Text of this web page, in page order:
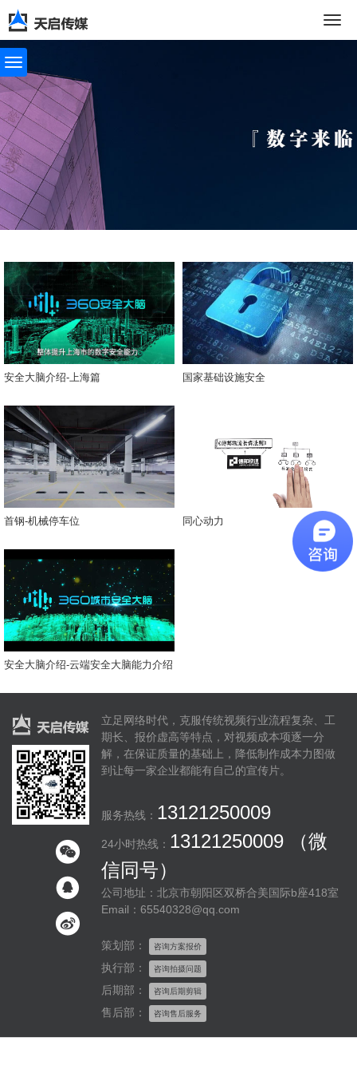
安全大脑介绍-上海篇 国家基础设施安全
首钢-机械停车位 同心动力
安全大脑介绍-云端安全大脑能力介绍
立足网络时代，克服传统视频行业流程复杂、工
期长、报价虚高等特点，对视频成本项逐一分
解，在保证质量的基础上，降低制作成本力图做
到让每一家企业都能有自己的宣传片。
服务热线： 13121250009
24小时热线： 13121250009 （微
信同号）
公司地址：北京市朝阳区双桥合美国际b座418室
Email：65540328@qq.com
策划部： 咨询方案报价
执行部： 咨询拍摄问题
后期部： 咨询后期剪辑
售后部： 咨询售后服务